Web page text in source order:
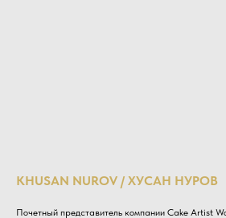
KHUSAN NUROV / ХУСАН НУРОВ
Почетный представитель компании Cake Artist